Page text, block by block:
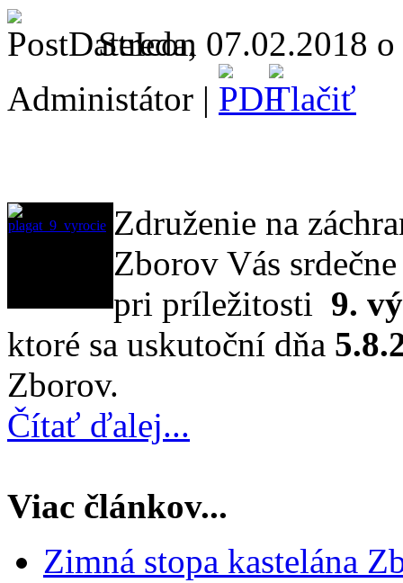
Streda, 07.02.2018
Administátor |
Združenie na
Zborov Vás
pri príležitosti 9.
ktoré sa uskutoční dňa
Zborov.
Čítať ďalej...
Viac článkov...
Zimná stopa kastelána